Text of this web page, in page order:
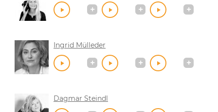
Ingrid Mülleder
Dagmar Steindl